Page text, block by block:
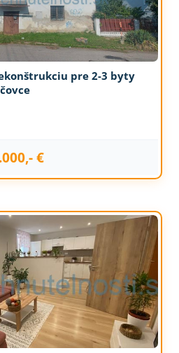
pre 2-3 byty
€